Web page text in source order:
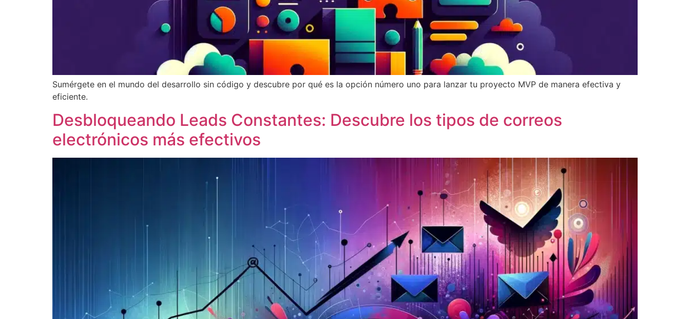
Sumérgete en el mundo del desarrollo sin código y descubre por qué es la opción número uno para lanzar tu proyecto MVP de manera efectiva y
eficiente.
Desbloqueando Leads Constantes: Descubre los tipos de correos
electrónicos más efectivos